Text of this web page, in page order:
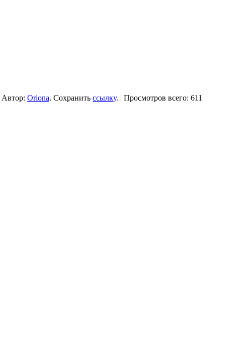
Автор: Oriona. Сохранить ссылку. | Просмотров всего: 611